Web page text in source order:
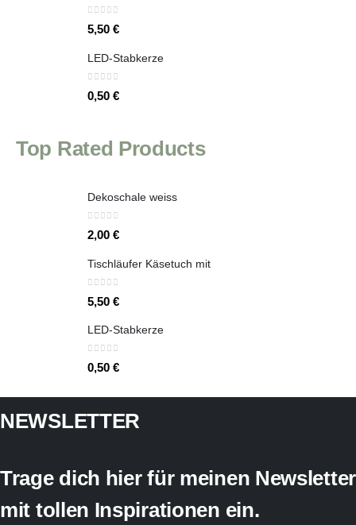
0out of 5
5,50 €
LED-Stabkerze
0,50 €
Top Rated Products
Dekoschale weiss
0 out of 5
2,00 €
Tischläufer Käsetuch mit
5,50 €
LED-Stabkerze
0 out of 5
0,50 €
NEWSLETTER
Trage dich hier für meinen Newsletter
mit tollen Inspirationen ein.